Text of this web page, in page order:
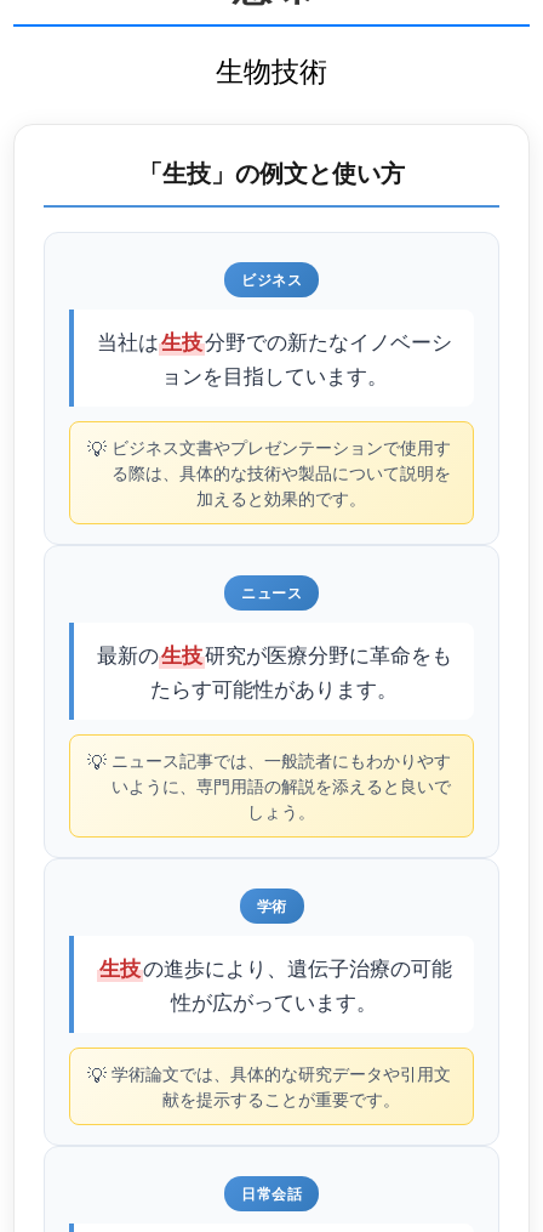
生物技術
「生技」の例文と使い方
ビジネス
当社は生技分野での新たなイノベーシ
ョンを目指しています。
💡 ビジネス文書やプレゼンテーションで使用す
る際は、具体的な技術や製品について説明を
加えると効果的です。
ニュース
最新の生技研究が医療分野に革命をも
たらす可能性があります。
💡 ニュース記事では、一般読者にもわかりやす
いように、専門用語の解説を添えると良いで
しょう。
学術
生技の進歩により、遺伝子治療の可能
性が広がっています。
💡 学術論文では、具体的な研究データや引用文
献を提示することが重要です。
日常会話